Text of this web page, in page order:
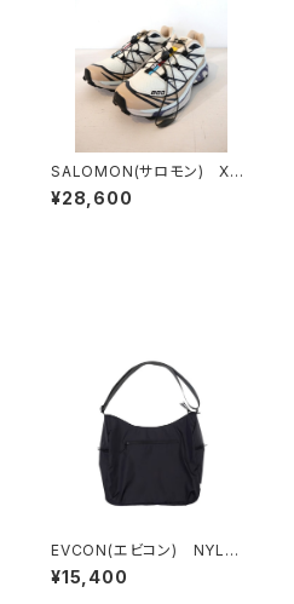
SALOMON(サロモン) XTｰ
6 VanilaIce/OxfordTan/
Heron
¥28,600
EVCON(エビコン) NYLON
ROUND BAG
¥15,400